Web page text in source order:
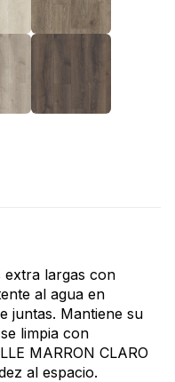
extra largas con
al agua en
juntas. Mantiene su
limpia con
MARRON CLARO
al espacio.